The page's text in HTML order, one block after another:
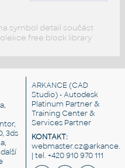
symbol detail součást
free block library
3ds
ARKANCE (CAD
Studio) - Autodesk
Platinum Partner &
Training Center &
Services Partner
KONTAKT:
| tel. +420 910 970 111